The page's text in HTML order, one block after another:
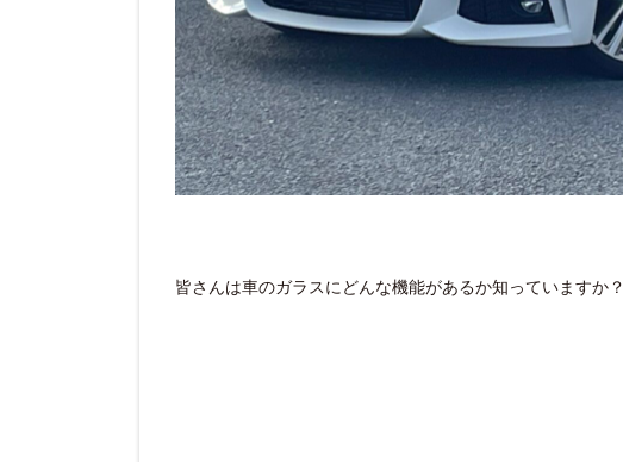
皆さんは車のガラスにどんな機能があるか知っていますか？